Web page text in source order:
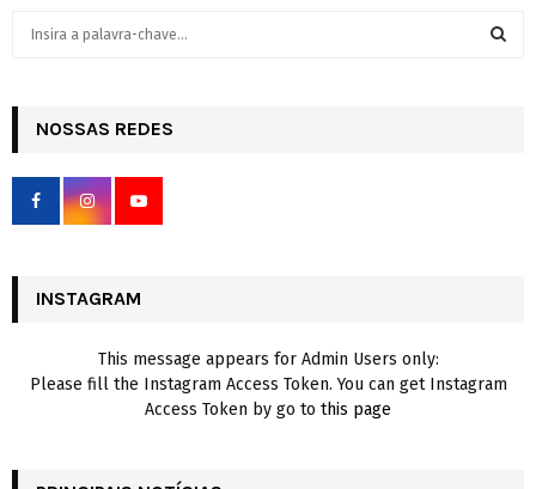
h
f
r
NOSSAS REDES
INSTAGRAM
This message appears for Admin Users only:
Please fill the Instagram Access Token. You can get Instagram
Access Token by go to this page